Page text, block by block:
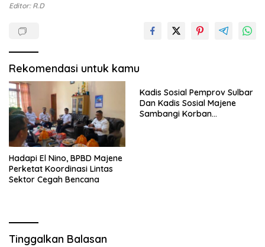
Editor: R.D
Rekomendasi untuk kamu
Hadapi El Nino, BPBD Majene
Perketat Koordinasi Lintas
Sektor Cegah Bencana
Kadis Sosial Pemprov Sulbar
Dan Kadis Sosial Majene
Sambangi Korban
Tinggalkan Balasan